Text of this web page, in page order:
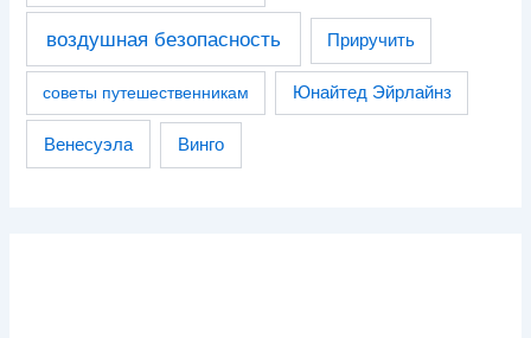
воздушная безопасность Приручить
советы путешественникам Юнайтед Эйрлайнз
Венесуэла Винго